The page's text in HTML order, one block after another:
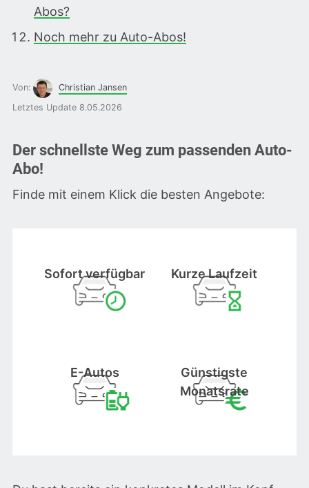
Abos?
Noch mehr zu Auto-Abos!
Von:
Christian Jansen
Letztes Update 8.05.2026
Der schnellste Weg zum passenden Auto-
Abo!
Finde mit einem Klick die besten Angebote:
Sofort verfügbar
E-Autos
Kurze Laufzeit
Günstigste
Monatsrate